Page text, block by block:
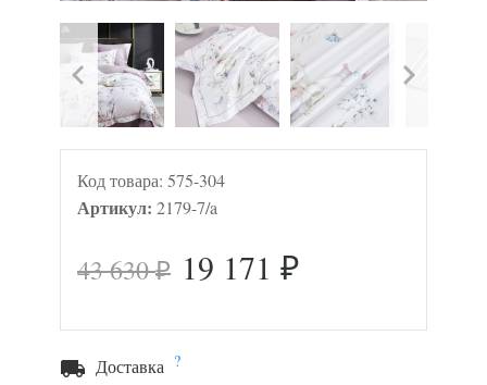
Код товара: 575-304
Артикул: 2179-7/a
43 630₽ 19 171 ₽
Доставка ?